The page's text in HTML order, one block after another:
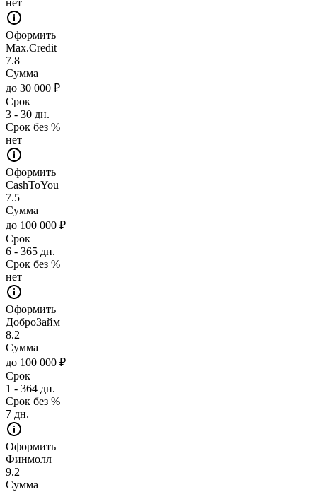
нет
Оформить
Max.Credit
7.8
Сумма
до 30 000 ₽
Срок
3 - 30 дн.
Срок без %
нет
Оформить
CashToYou
7.5
Сумма
до 100 000 ₽
Срок
6 - 365 дн.
Срок без %
нет
Оформить
ДоброЗайм
8.2
Сумма
до 100 000 ₽
Срок
1 - 364 дн.
Срок без %
7 дн.
Оформить
Финмолл
9.2
Сумма